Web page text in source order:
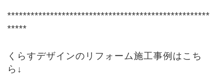
****************************************************
*****
くらすデザインのリフォーム施工事例はこち
ら↓